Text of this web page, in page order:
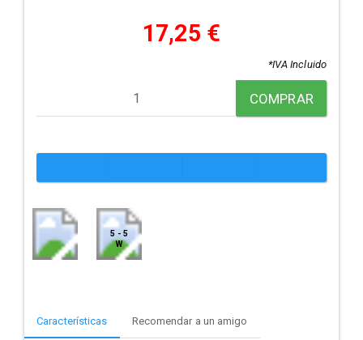
17,25 €
*IVA Incluido
COMPRAR
5 - 5
W
Características Recomendar a un amigo